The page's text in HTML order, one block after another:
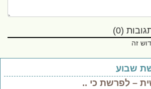
(0)
זה
שבוע
לפרשת כי ..